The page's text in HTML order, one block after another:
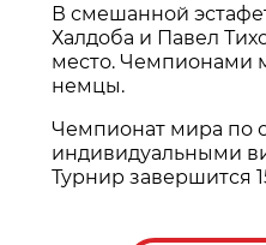
В смешанной
Халдоба и Павел
место. Чемпионами
немцы.
Чемпионат мира по
индивидуальными
Турнир завершится